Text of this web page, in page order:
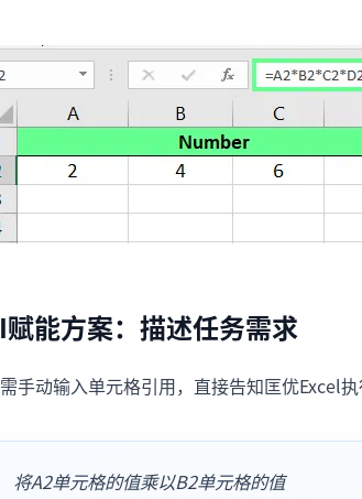
赋能方案：描述任务需求
手动输入单元格引用，直接告知匡优Excel
将A2单元格的值乘以B2单元格的值